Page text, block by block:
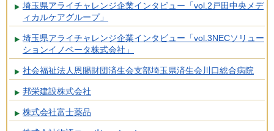
埼玉県アライチャレンジ企業インタビュー「vol.2戸田中央メデ
ィカルケアグループ」
埼玉県アライチャレンジ企業インタビュー「vol.3NECソリュー
ションイノベータ株式会社」
社会福祉法人恩賜財団済生会支部埼玉県済生会川口総合病院
邦栄建設株式会社
株式会社富士薬品